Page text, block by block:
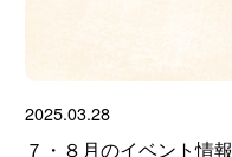
2025.03.28
７・８月のイベント情報